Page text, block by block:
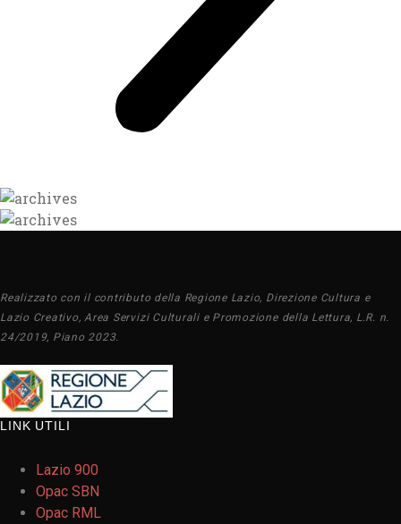
Realizzato con il contributo della Regione Lazio, Direzione Cultura e
Lazio Creativo, Area Servizi Culturali e Promozione della Lettura, L.R. n.
24/2019, Piano 2023.
LINK UTILI
Lazio 900
Opac SBN
Opac RML